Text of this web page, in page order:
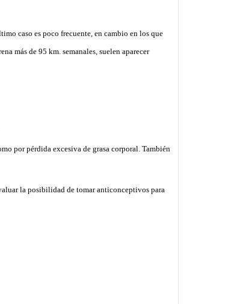
caso es poco frecuente, en cambio en los que
más de 95 km. semanales, suelen aparecer
por pérdida excesiva de grasa corporal. También
la posibilidad de tomar anticonceptivos para